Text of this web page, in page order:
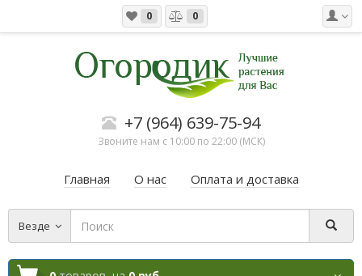
0 0
+7 (964) 639-75-94
Звоните нам с 10:00 по 22:00 (МСК)
Главная О нас Оплата и доставка
Везде